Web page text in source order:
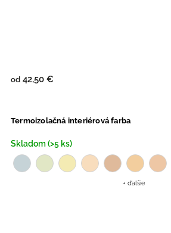
Termoizolačná interiérová farba
Skladom (>5 ks)
od 42,50 €
+ ďalšie